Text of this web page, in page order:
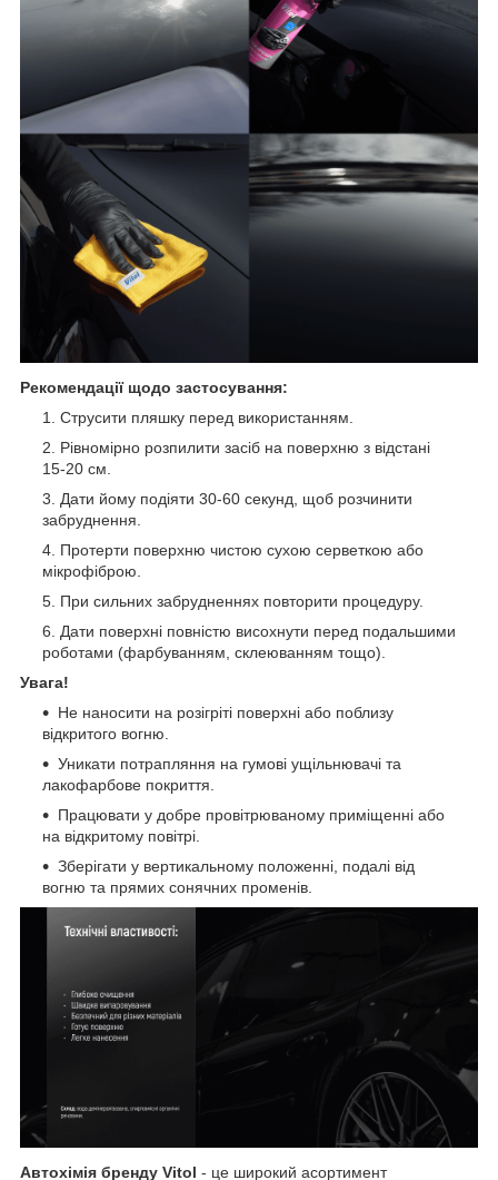
Рекомендації щодо застосування:
Струсити пляшку перед використанням.
Рівномірно розпилити засіб на поверхню з відстані
15-20 см.
Дати йому подіяти 30-60 секунд, щоб розчинити
забруднення.
Протерти поверхню чистою сухою серветкою або
мікрофіброю.
При сильних забрудненнях повторити процедуру.
Дати поверхні повністю висохнути перед подальшими
роботами (фарбуванням, склеюванням тощо).
Увага!
Не наносити на розігріті поверхні або поблизу
відкритого вогню.
Уникати потрапляння на гумові ущільнювачі та
лакофарбове покриття.
Працювати у добре провітрюваному приміщенні або
на відкритому повітрі.
Зберігати у вертикальному положенні, подалі від
вогню та прямих сонячних променів.
Автохімія бренду Vitol - це широкий асортимент